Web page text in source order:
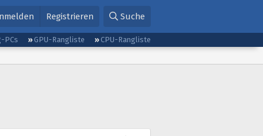
Registrieren Suche
PCs GPU-Rangliste
CPU-Rangliste